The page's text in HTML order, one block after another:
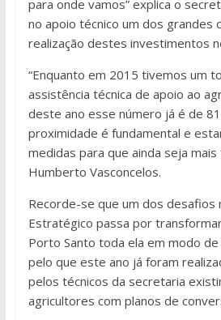
para onde vamos” explica o
no apoio técnico um dos grandes
realização destes investimentos
“Enquanto em 2015 tivemos um
assistência técnica de apoio ao
deste ano esse número já é de
proximidade é fundamental e
medidas para que ainda seja
Humberto Vasconcelos.
Recorde-se que um dos desafios
Estratégico passa por
Porto Santo toda ela em modo
pelo que este ano já foram
pelos técnicos da secretaria
agricultores com planos de